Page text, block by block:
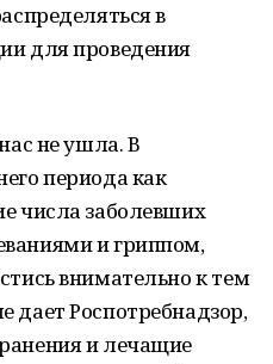
в
для проведения
не ушла. В
периода как
числа заболевших
и гриппом,
внимательно к тем
дает Роспотребнадзор,
и лечащие